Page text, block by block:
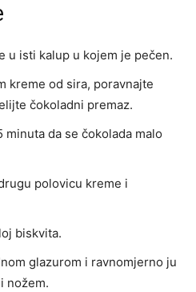
u isti kalup u kojem je pečen.
kreme od sira, poravnajte
čokoladni premaz.
minuta da se čokolada malo
polovicu kreme i
biskvita.
glazurom i ravnomjerno ju
nožem.